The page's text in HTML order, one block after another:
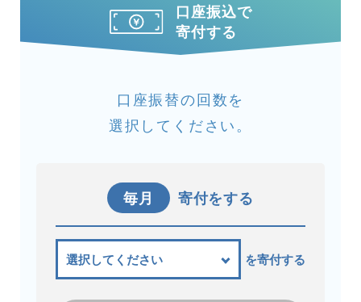
口座振込で
寄付する
口座振替の回数を
選択してください。
毎月 寄付をする
を寄付する